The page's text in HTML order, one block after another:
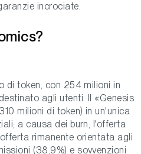
incrociate.
di token, con 254 milioni in
agli utenti. Il «Genesis
milioni di token) in un'unica
a causa dei burn, l'offerta
rimanente orientata agli
(38,9%) e sovvenzioni